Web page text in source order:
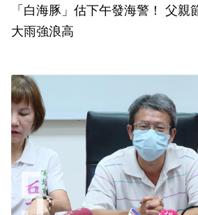
「白海豚」估下午發海警！ 父親
大雨強浪高